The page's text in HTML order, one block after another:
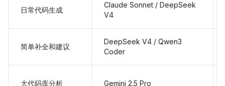
日常代码生成
Claude Sonnet / DeepSeek
V4
简单补全和建议
DeepSeek V4 / Qwen3
Coder
大代码库分析 Gemini 2.5 Pro